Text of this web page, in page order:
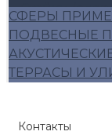
Стойки
Аксессуары
Плиты
Люки для
СФЕРЫ
ПОДВЕСНЫЕ
ТЕРРАСЫ И
Контакты